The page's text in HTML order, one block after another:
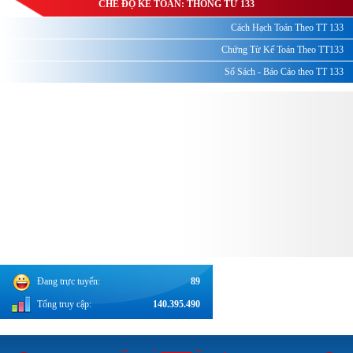
CHẾ ĐỘ KẾ TOÁN: THÔNG TƯ 133
Cách Hạch Toán Theo TT 133
Chứng Từ Kế Toán Theo TT133
Sổ Sách - Báo Cáo theo TT 133
Đang trực tuyến: 89
Tổng truy cập: 140.395.490